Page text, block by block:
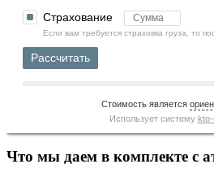
Страхование
Если вам требуется страховка груза, то
Рассчитать
Стоимость является
Использует систему
Что мы даем в комплекте с